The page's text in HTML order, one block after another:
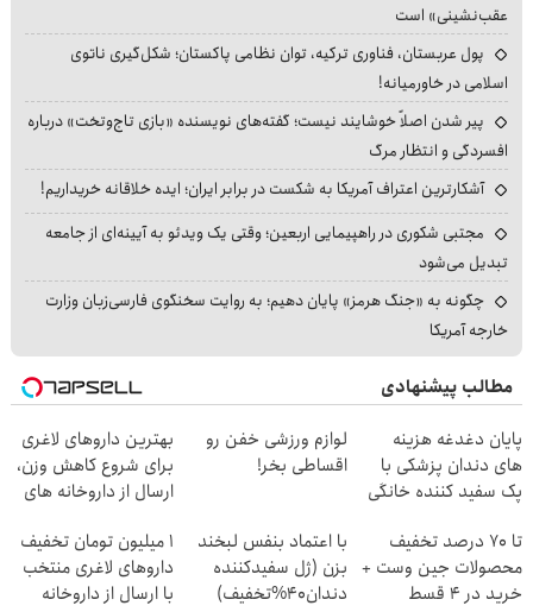
عقب‌نشینی» است
پول عربستان، فناوری ترکیه، توان نظامی پاکستان؛ شکل‌گیری ناتوی
اسلامی در خاورمیانه!
پیر شدن اصلاً خوشایند نیست؛ گفته‌های نویسنده «بازی تاج‌وتخت» درباره
افسردگی و انتظار مرگ
آشکارترین اعتراف آمریکا به شکست در برابر ایران؛ ایده خلاقانه خریداریم!
مجتبی شکوری در راهپیمایی اربعین؛ وقتی یک ویدئو به آیینه‌ای از جامعه
تبدیل می‌شود
چگونه به «جنگ هرمز» پایان دهیم؛ به روایت سخنگوی فارسی‌زبان وزارت
خارجه آمریکا
مطالب پیشنهادی
پایان دغدغه هزینه
های دندان پزشکی با
پک سفید کننده خانگی
لوازم ورزشی خفن رو
اقساطی بخر!
بهترین داروهای لاغری
برای شروع کاهش وزن،
ارسال از داروخانه های
تا 70 درصد تخفیف
محصولات جین وست +
خرید در 4 قسط
با اعتماد بنفس لبخند
بزن (ژل سفیدکننده
دندان40%تخفیف)
۱ میلیون تومان تخفیف
داروهای لاغری منتخب
با ارسال از داروخانه